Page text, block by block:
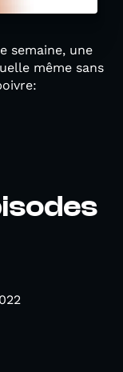
semaine, une
même sans